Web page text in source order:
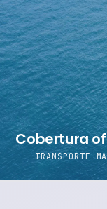
Cobertura
TRANSPORTE